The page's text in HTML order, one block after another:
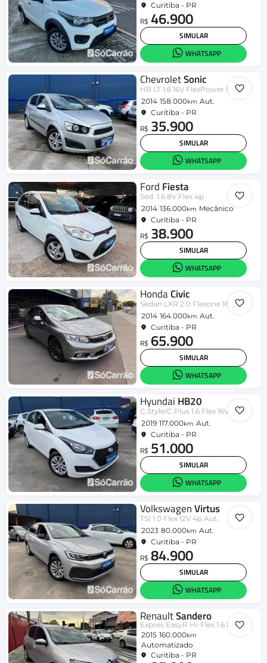
Curitiba - PR
R$ 46.900
SIMULAR
WHATSAPP
ChevroletSonic
HB LT 1.6 16V FlexPower 5p Aut.
2014 158.000km Aut.
Curitiba - PR
R$ 35.900
SIMULAR
WHATSAPP
Ford Fiesta
Sed. 1.6 8V Flex 4p
2014 136.000km Mecânico
Curitiba - PR
R$ 38.900
SIMULAR
WHATSAPP
HondaCivic
Sedan LXR 2.0 Flexone 16V Aut. 4p
2014 164.000km Aut.
Curitiba - PR
R$ 65.900
SIMULAR
WHATSAPP
Hyundai HB20
C.Style/C.Plus 1.6 Flex 16V Aut.
2019 117.000km Aut.
Curitiba - PR
R$ 51.000
SIMULAR
WHATSAPP
VolkswagenVirtus
TSI 1.0 Flex 12V 4p Aut.
2023 80.000km Aut.
Curitiba - PR
R$ 84.900
SIMULAR
WHATSAPP
RenaultSandero
Expres EasyR Hi-Flex 1.6 8V
2015 160.000km
Automatizado
Curitiba - PR